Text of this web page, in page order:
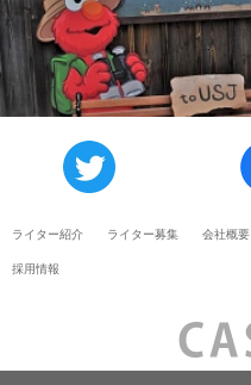
ライター紹介 ライター募集 会社概要
採用情報